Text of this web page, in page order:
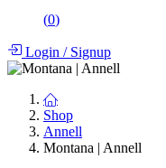
(0)
Login /Signup
Shop
Annell
Montana | Annell